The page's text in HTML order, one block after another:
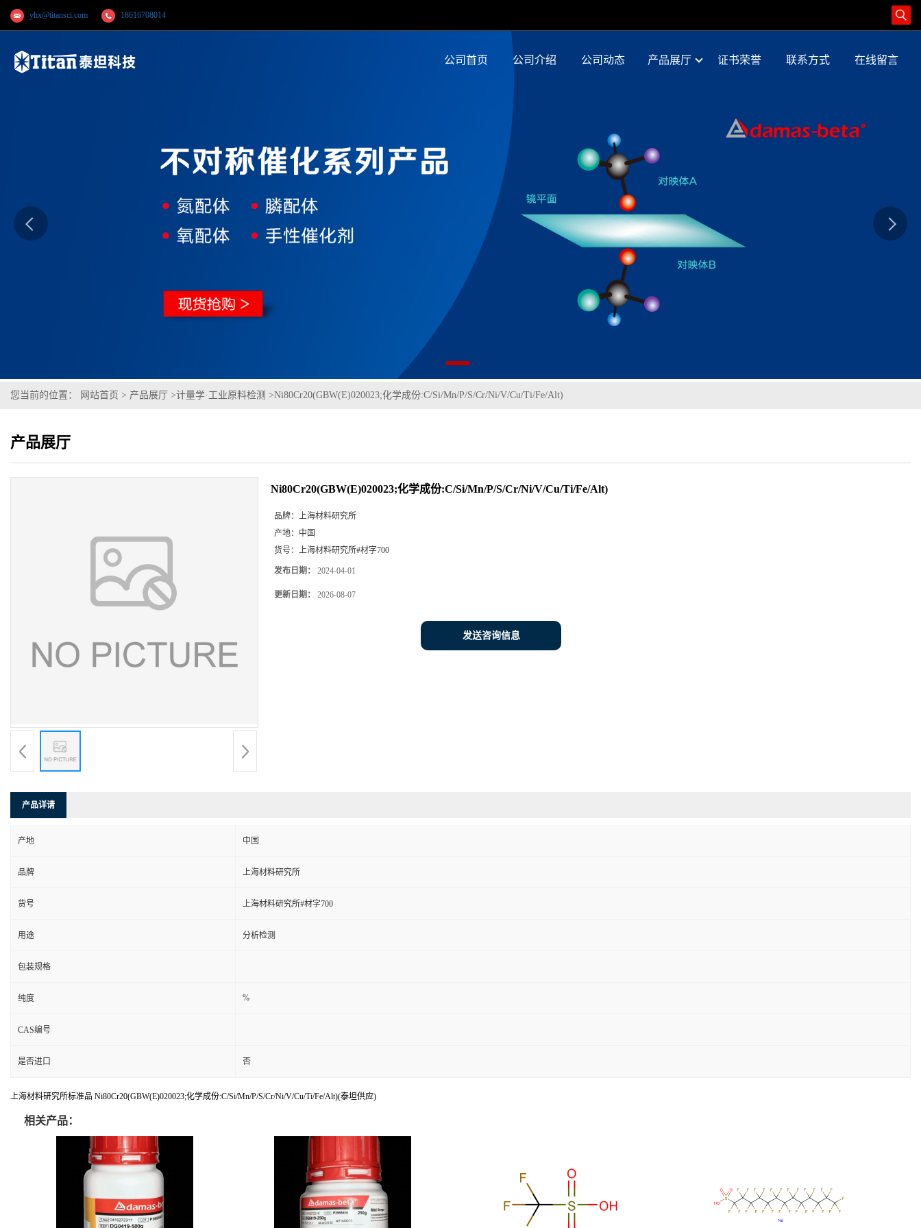
yhx@titansci.com 18616708014
公司首页 公司介绍 公司动态 产品展厅 证书荣誉 联系方式 在线留言
您当前的位置： 网站首页 > 产品展厅 >计量学·工业原料检测 >Ni80Cr20(GBW(E)020023;化学成份:C/Si/Mn/P/S/Cr/Ni/V/Cu/Ti/Fe/Alt)
产品展厅
Ni80Cr20(GBW(E)020023;化学成份:C/Si/Mn/P/S/Cr/Ni/V/Cu/Ti/Fe/Alt)
品牌：
上海材料研究所
产地： 中国
货号：
上海材料研究所#材字700
发布日期： 2024-04-01
更新日期： 2026-08-07
发送咨询信息
产品详请
产地 中国
品牌 上海材料研究所
货号 上海材料研究所#材字700
用途 分析检测
包装规格
纯度 %
CAS编号
是否进口 否
上海材料研究所标准品 Ni80Cr20(GBW(E)020023;化学成份:C/Si/Mn/P/S/Cr/Ni/V/Cu/Ti/Fe/Alt)(泰坦供应)
相关产品：